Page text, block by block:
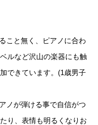
こと無く、ピアノに合わ
ルなど沢山の楽器にも触
できています。(1歳男子
ノが弾ける事で自信がつ
り、表情も明るくなりお